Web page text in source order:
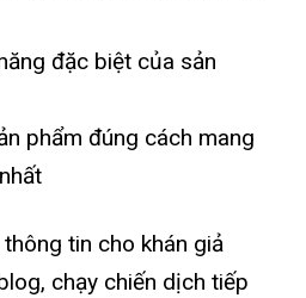
đặc biệt của sản
phẩm đúng cách mang
tin cho khán giả
chạy chiến dịch tiếp